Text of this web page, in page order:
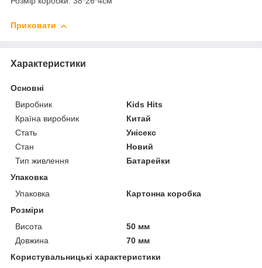
Приховати
Характеристики
Основні
Виробник
Kids Hits
Країна виробник
Китай
Стать
Унісекс
Стан
Новий
Тип живлення
Батарейки
Упаковка
Упаковка
Картонна коробка
Розміри
Висота
50 мм
Довжина
70 мм
Користувальницькі характеристики